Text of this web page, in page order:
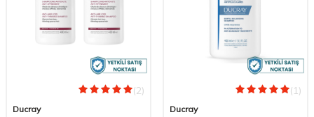
(2)
Ducray
(1)
Ducray